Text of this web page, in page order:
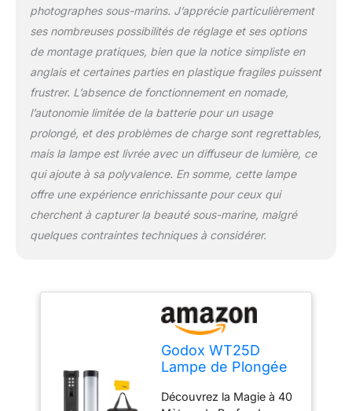
d'énergie que vous
consommez
actuellement, ce qui
vous aide à mieux
planifier votre prise de
vue FX Mode et Rendu
Haute Couleur: Lumière
est doté de 13 effets
d'éclairage différents
pour simuler facilement
une large gamme de
agréables. Un score
CRI/TLCI élevé de plus
authentiques dans
toutes les applications
Chargement Rapide:
WT25D permet une
recharge rapide pour
gagner du temps et
Bien que le soleil ne
photographes sous-marins. J’apprécie particulièrement
ses nombreuses possibilités de réglage et ses options
de montage pratiques, bien que la notice simpliste en
anglais et certaines parties en plastique fragiles puissent
frustrer. L’absence de fonctionnement en nomade,
l’autonomie limitée de la batterie pour un usage
prolongé, et des problèmes de charge sont regrettables,
mais la lampe est livrée avec un diffuseur de lumière, ce
qui ajoute à sa polyvalence. En somme, cette lampe
offre une expérience enrichissante pour ceux qui
cherchent à capturer la beauté sous-marine, malgré
quelques contraintes techniques à considérer.
Godox WT25D
Lampe de Plongée
13 FX Effet de
Découvrez la Magie à 40